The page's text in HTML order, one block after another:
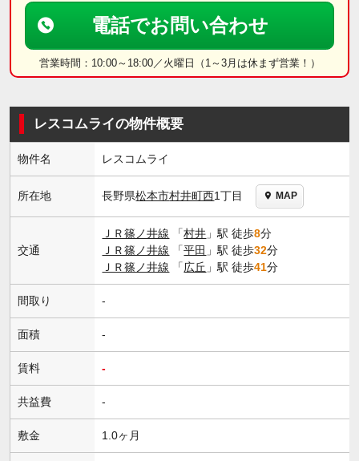
電話でお問い合わせ
営業時間：10:00～18:00／火曜日（1～3月は休まず営業！）
レスコムライの物件概要
物件名 レスコムライ
所在地 長野県松本市村井町西1丁目 MAP
交通
ＪＲ篠ノ井線 「村井 」駅 徒歩8分
ＪＲ篠ノ井線 「平田 」駅 徒歩32分
ＪＲ篠ノ井線 「広丘 」駅 徒歩41分
間取り -
面積 -
賃料 -
共益費 -
敷金 1.0ヶ月